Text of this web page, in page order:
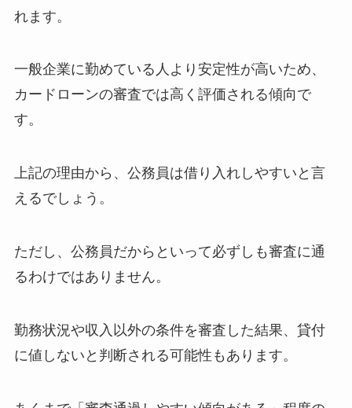
れます。
一般企業に勤めている人より安定性が高いため、
カードローンの審査では高く評価される傾向で
す。
上記の理由から、公務員は借り入れしやすいと言
えるでしょう。
ただし、公務員だからといって必ずしも審査に通
るわけではありません。
勤務状況や収入以外の条件を審査した結果、貸付
に値しないと判断される可能性もあります。